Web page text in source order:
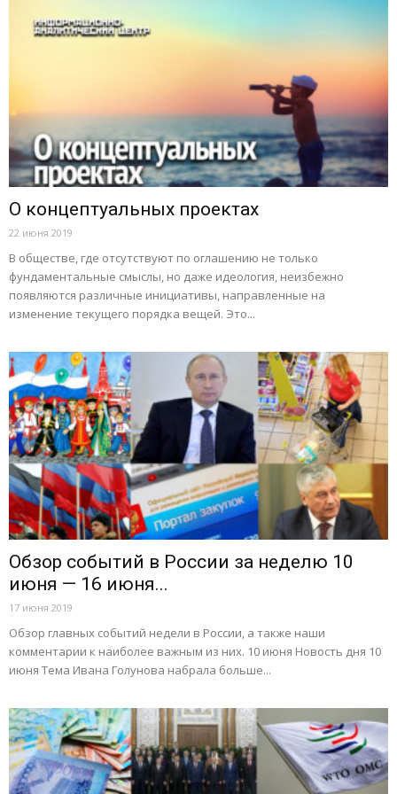
О концептуальных проектах
22 июня 2019
В обществе, где отсутствуют по оглашению не только
фундаментальные смыслы, но даже идеология, неизбежно
появляются различные инициативы, направленные на
изменение текущего порядка вещей. Это...
Обзор событий в России за неделю 10
июня — 16 июня...
17 июня 2019
Обзор главных событий недели в России, а также наши
комментарии к наиболее важным из них. 10 июня Новость дня 10
июня Тема Ивана Голунова набрала больше...